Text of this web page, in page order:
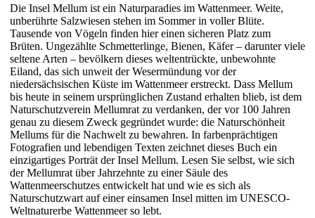
Die Insel Mellum ist ein Naturparadies im Wattenmeer. Weite,
unberührte Salzwiesen stehen im Sommer in voller Blüte.
Tausende von Vögeln finden hier einen sicheren Platz zum
Brüten. Ungezählte Schmetterlinge, Bienen, Käfer – darunter viele
seltene Arten – bevölkern dieses weltentrückte, unbewohnte
Eiland, das sich unweit der Wesermündung vor der
niedersächsischen Küste im Wattenmeer erstreckt. Dass Mellum
bis heute in seinem ursprünglichen Zustand erhalten blieb, ist dem
Naturschutzverein Mellumrat zu verdanken, der vor 100 Jahren
genau zu diesem Zweck gegründet wurde: die Naturschönheit
Mellums für die Nachwelt zu bewahren. In farbenprächtigen
Fotografien und lebendigen Texten zeichnet dieses Buch ein
einzigartiges Porträt der Insel Mellum. Lesen Sie selbst, wie sich
der Mellumrat über Jahrzehnte zu einer Säule des
Wattenmeerschutzes entwickelt hat und wie es sich als
Naturschutzwart auf einer einsamen Insel mitten im UNESCO-
Weltnaturerbe Wattenmeer so lebt.